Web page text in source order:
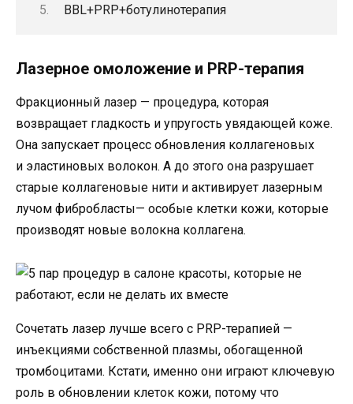
BBL+PRP+ботулинотерапия
Лазерное омоложение и PRP-терапия
Фракционный лазер — процедура, которая
возвращает гладкость и упругость увядающей коже.
Она запускает процесс обновления коллагеновых
и эластиновых волокон. А до этого она разрушает
старые коллагеновые нити и активирует лазерным
лучом фибробласты— особые клетки кожи, которые
производят новые волокна коллагена.
Сочетать лазер лучше всего с PRP-терапией —
инъекциями собственной плазмы, обогащенной
тромбоцитами. Кстати, именно они играют ключевую
роль в обновлении клеток кожи, потому что